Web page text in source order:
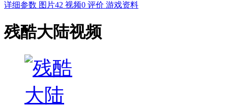
详细参数 图片42 视频0 评价 游戏资料
残酷大陆视频